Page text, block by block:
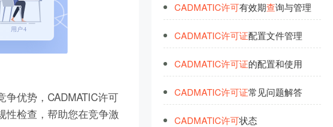
优势，CADMATIC许可
性检查，帮助您在竞争激
CADMATIC许可有效期查询与管理
CADMATIC许可证配置文件管理
CADMATIC许可证的配置和使用
CADMATIC许可证常见问题解答
CADMATIC许可状态